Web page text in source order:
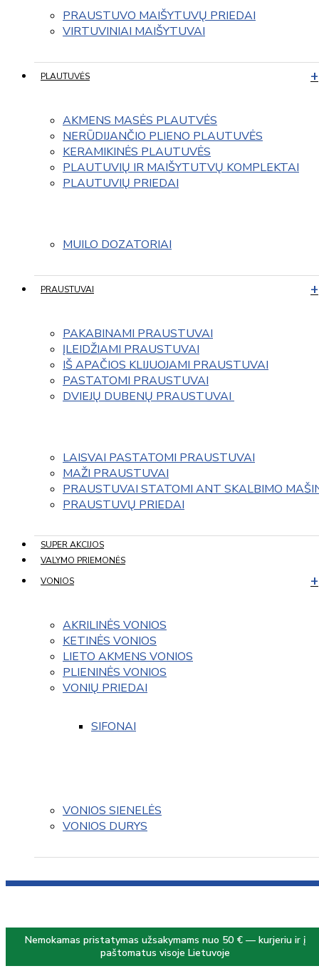
PRAUSTUVO MAIŠYTUVŲ PRIEDAI
VIRTUVINIAI MAIŠYTUVAI
PLAUTUVĖS
AKMENS MASĖS PLAUTVĖS
NERŪDIJANČIO PLIENO PLAUTUVĖS
KERAMIKINĖS PLAUTUVĖS
PLAUTUVIŲ IR MAIŠYTUTVŲ KOMPLEKTAI
PLAUTUVIŲ PRIEDAI
MUILO DOZATORIAI
PRAUSTUVAI
PAKABINAMI PRAUSTUVAI
ĮLEIDŽIAMI PRAUSTUVAI
IŠ APAČIOS KLIJUOJAMI PRAUSTUVAI
PASTATOMI PRAUSTUVAI
DVIEJŲ DUBENŲ PRAUSTUVAI
LAISVAI PASTATOMI PRAUSTUVAI
MAŽI PRAUSTUVAI
PRAUSTUVAI STATOMI ANT SKALBIMO
PRAUSTUVŲ PRIEDAI
SUPER AKCIJOS
VALYMO PRIEMONĖS
VONIOS
AKRILINĖS VONIOS
KETINĖS VONIOS
LIETO AKMENS VONIOS
PLIENINĖS VONIOS
VONIŲ PRIEDAI
SIFONAI
VONIOS SIENELĖS
VONIOS DURYS
Nemokamas pristatymas užsakymams nuo 50 € — kurjeriu ir į
paštomatus visoje Lietuvoje